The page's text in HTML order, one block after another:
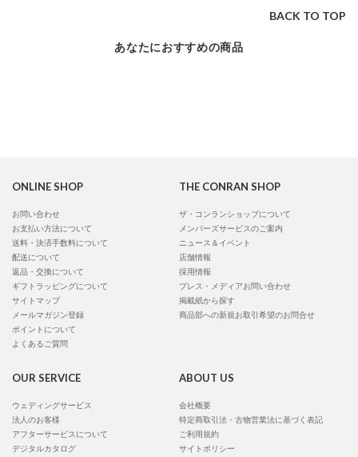
BACK TO TOP
あなたにおすすめの商品
ONLINE SHOP
お問い合わせ
お支払い方法について
送料・決済手数料について
配送について
返品・交換について
ギフトラッピングについて
サイトマップ
メールマガジン登録
ポイントについて
よくあるご質問
THE CONRAN SHOP
ザ・コンランショップについて
メンバーズサービスのご案内
ニュース＆イベント
店舗情報
採用情報
プレス・メディアお問い合わせ
掲載紙から探す
商品部への新規お取引希望のお問合せ
OUR SERVICE
ウェディングサービス
法人のお客様
アフターサービスについて
デジタルカタログ
ABOUT US
会社概要
特定商取引法・古物営業法に基づく表記
ご利用規約
サイトポリシー